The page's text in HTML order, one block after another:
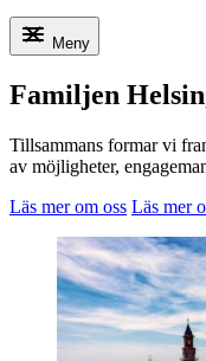
Meny
Familjen
Tillsammans formar vi
av möjligheter,
Läs mer om oss Läs mer